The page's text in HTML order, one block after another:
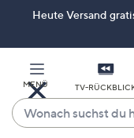
ZumHeute Versand
MENÜ TV-
Wonach
suchst